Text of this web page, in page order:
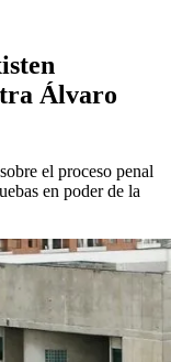
Álvaro
el proceso penal
en poder de la